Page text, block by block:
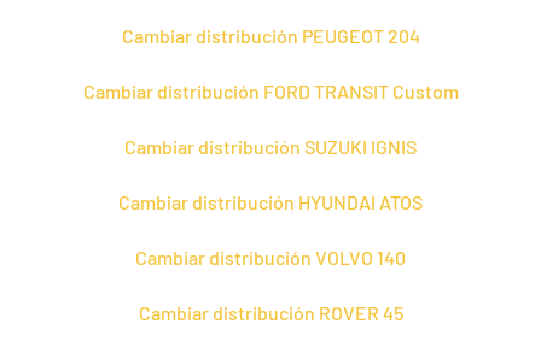
Cambiar distribución PEUGEOT 204
Cambiar distribución FORD TRANSIT Custom
Cambiar distribución SUZUKI IGNIS
Cambiar distribución HYUNDAI ATOS
Cambiar distribución VOLVO 140
Cambiar distribución ROVER 45